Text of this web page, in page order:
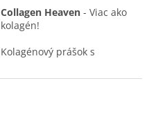
5
hviezdičiek.
Collagen Heaven - Viac ako
kolagén!
Kolagénový prášok s
látok, pridanou kyselinou